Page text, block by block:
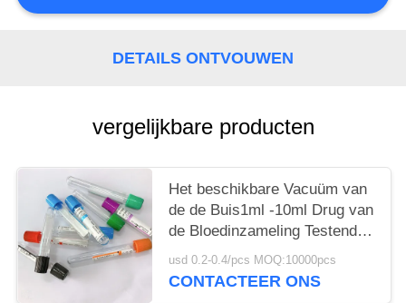
DETAILS ONTVOUWEN
vergelijkbare producten
Het beschikbare Vacuüm van
de de Buis1ml -10ml Drug van
de Bloedinzameling Testende
Gebruik
usd 0.2-0.4/pcs MOQ:10000pcs
CONTACTEER ONS